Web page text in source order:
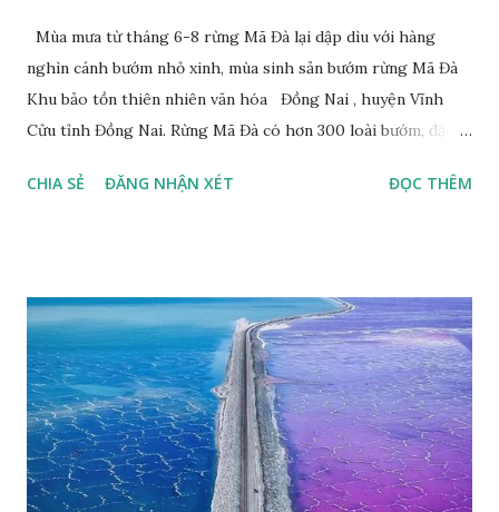
Mùa mưa từ tháng 6-8 rừng Mã Đà lại dập dìu với hàng
nghìn cánh bướm nhỏ xinh, mùa sinh sản bướm rừng Mã Đà
Khu bảo tồn thiên nhiên văn hóa Đồng Nai , huyện Vĩnh
Cửu tỉnh Đồng Nai. Rừng Mã Đà có hơn 300 loài bướm, đặc
đuôi trắng (Lamproptera curius) đặc trưng là cái đuôi dài
Happy Việt Nam 2024 Vietnam.vn
CHIA SẺ ĐĂNG NHẬN XÉT ĐỌC THÊM